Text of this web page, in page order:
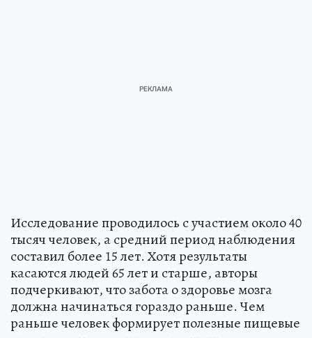
Исследование проводилось с участием около 40
тысяч человек, а средний период наблюдения
составил более 15 лет. Хотя результаты
касаются людей 65 лет и старше, авторы
подчеркивают, что забота о здоровье мозга
должна начинаться гораздо раньше. Чем
раньше человек формирует полезные пищевые